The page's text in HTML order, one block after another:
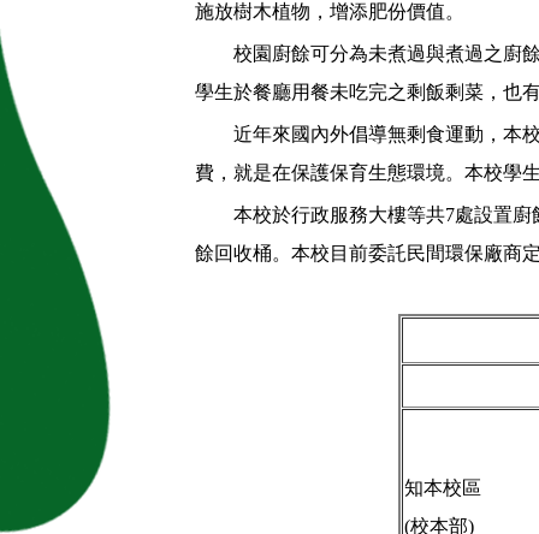
施放樹木植物，增添肥份價值。
校園廚餘可分為未煮過與煮過之廚餘
學生於餐廳用餐未吃完之剩飯剩菜，也
近年來國內外倡導無剩食運動，本校
費，就是在保護保育生態環境。本校學
本校於行政服務大樓等共7處設置廚
餘回收桶。本校目前委託民間環保廠商
知本校區
(校本部)